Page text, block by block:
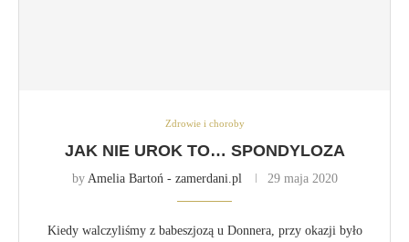
Zdrowie i choroby
JAK NIE UROK TO… SPONDYLOZA
by Amelia Bartoń - zamerdani.pl 29 maja 2020
Kiedy walczyliśmy z babeszjozą u Donnera, przy okazji było